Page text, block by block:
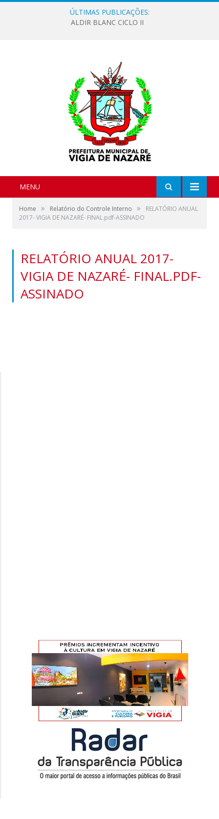
ÚLTIMAS PUBLICAÇÕES:
ALDIR BLANC CICLO II
MENU
Home » Relatório do Controle Interno »
RELATÓRIO ANUAL
2017- VIGIA DE NAZARÉ- FINAL.pdf-ASSINADO
RELATÓRIO ANUAL 2017-
VIGIA DE NAZARÉ- FINAL.PDF-
ASSINADO